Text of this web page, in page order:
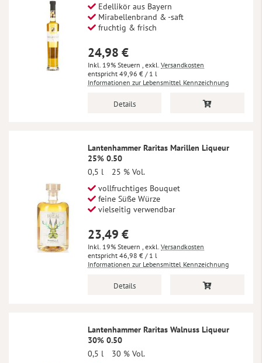
Edellikör aus Bayern
Mirabellenbrand & -saft
fruchtig & frisch
24,98 €
Inkl. 19% Steuern , exkl. Versandkosten
49,96 € / 1 l
Informationen zur Lebensmittel Kennzeichnung
Details
Lantenhammer Raritas Marillen Liqueur
25% 0.50
0,5 l
25 % Vol.
vollfruchtiges Bouquet
feine Süße Würze
vielseitig verwendbar
23,49 €
Inkl. 19% Steuern , exkl. Versandkosten
46,98 € / 1 l
Informationen zur Lebensmittel Kennzeichnung
Details
Lantenhammer Raritas Walnuss Liqueur
30% 0.50
0,5 l
30 % Vol.